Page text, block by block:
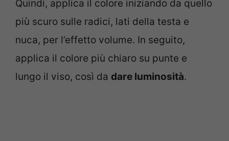
Quindi, applica il colore iniziando da quello
più scuro sulle radici, lati della testa e
nuca, per l’effetto volume. In seguito,
applica il colore più chiaro su punte e
lungo il viso, così da dare luminosità.